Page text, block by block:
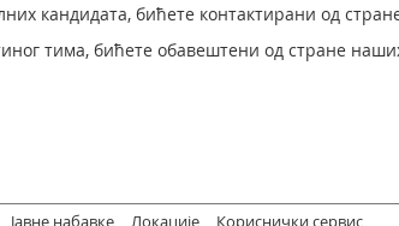
кандидата, бићете контактирани од
тима, бићете обавештени од стране
Јавне набавке Локације Кориснички сервис